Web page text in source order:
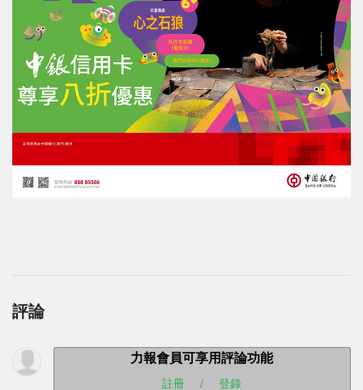
評論
力報會員可享用評論功能
註冊 / 登錄